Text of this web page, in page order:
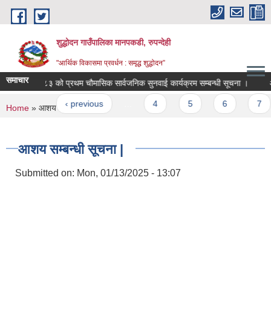
Skip to main content
शुद्धोदन गाउँपालिका मानपकडी, रुपन्देही
"आर्थिक विकासमा प्रवर्धन : समृद्ध शुद्धोदन”
समाचार
०८३ को प्रथम चौमासिक सार्वजनिक सुनवाई कार्यक्रम सम्बन्धी सूचना ।
‹ previous
You are here
Home » आशय सम्बन्धी सूचना |
आशय सम्बन्धी सूचना |
Submitted on: Mon, 01/13/2025 - 13:07